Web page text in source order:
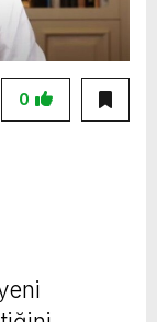
0